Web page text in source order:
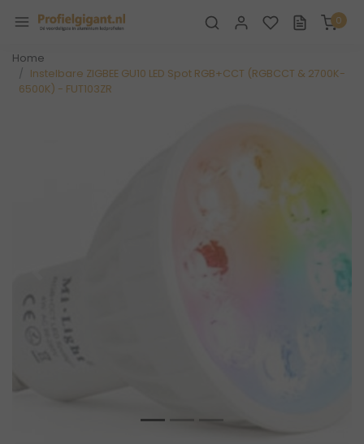
0
Home
Instelbare ZIGBEE GU10 LED Spot RGB+CCT (RGBCCT & 2700K-
6500K) - FUT103ZR
Vorige